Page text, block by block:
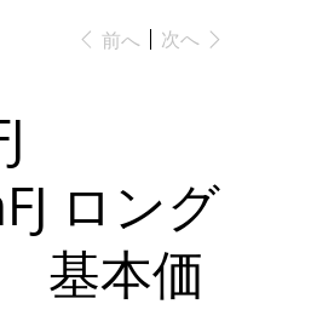
前へ 次へ
ロング
基本価